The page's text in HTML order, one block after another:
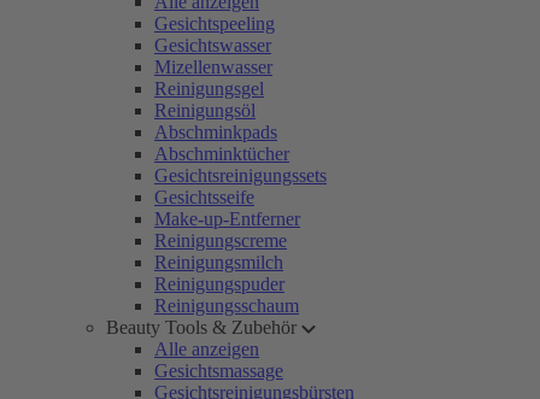
Gesichtspeeling
Gesichtswasser
Mizellenwasser
Reinigungsgel
Reinigungsöl
Abschminkpads
Abschminktücher
Gesichtsreinigungssets
Gesichtsseife
Make-up-Entferner
Reinigungscreme
Reinigungsmilch
Reinigungspuder
Reinigungsschaum
Beauty Tools & Zubehör
Alle anzeigen
Gesichtsmassage
Gesichtsreinigungsbürsten